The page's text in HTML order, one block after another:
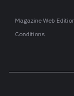
Magazine Web
Conditions